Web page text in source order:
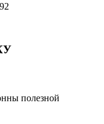
полезной